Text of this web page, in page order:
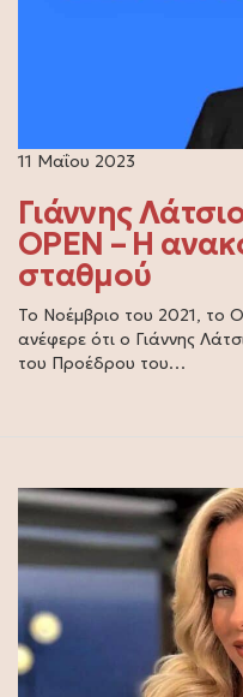
11 Μαΐου 2023
Γιάννης
OPEN – Η
σταθμού
Το Νοέμβριο του 2021, το
ανέφερε ότι ο Γιάννης
του Προέδρου του…